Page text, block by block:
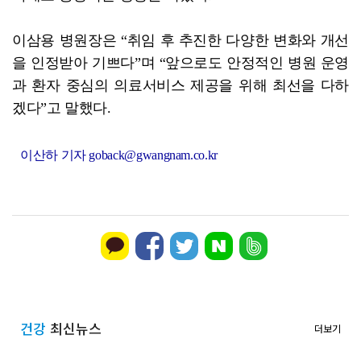
이삼용 병원장은 “취임 후 추진한 다양한 변화와 개선
을 인정받아 기쁘다”며 “앞으로도 안정적인 병원 운영
과 환자 중심의 의료서비스 제공을 위해 최선을 다하
겠다”고 말했다.
이산하 기자 goback@gwangnam.co.kr
건강 최신뉴스 더보기